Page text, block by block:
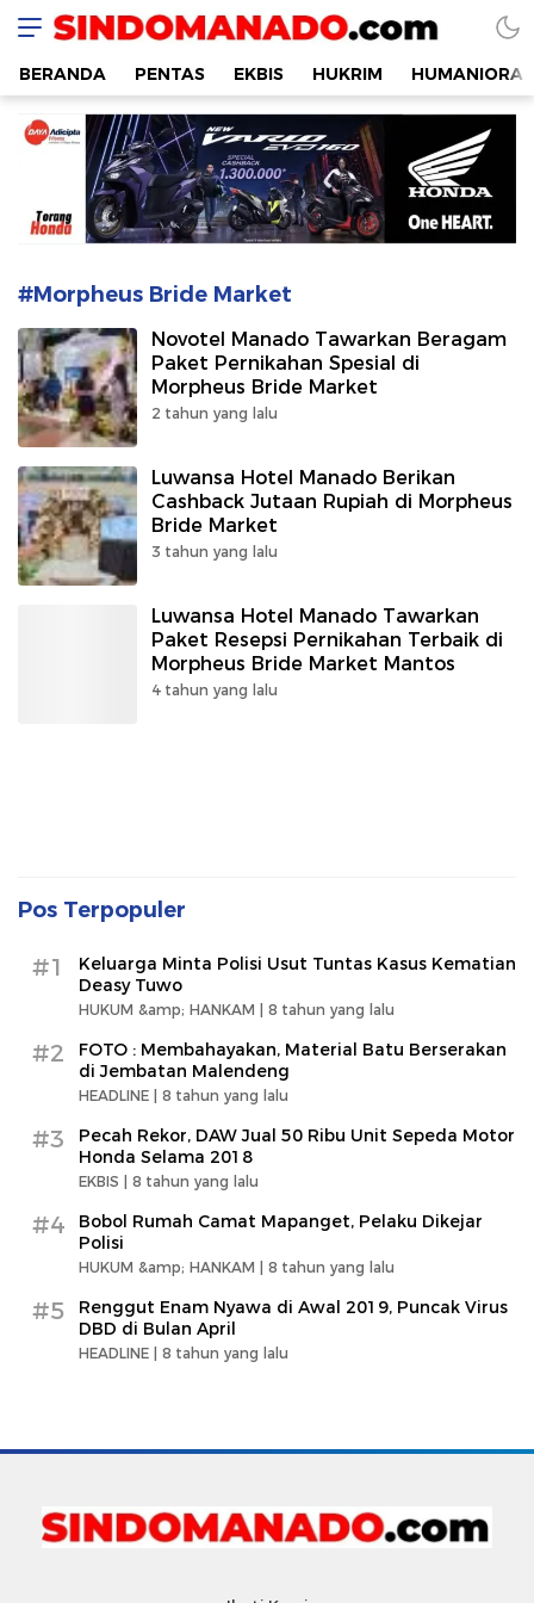
SINDOMANADO
Informatif dan Edukatif
BERANDA PENTAS EKBIS HUKRIM HUMANIORA
#Morpheus Bride Market
Novotel Manado Tawarkan Beragam
Paket Pernikahan Spesial di
Morpheus Bride Market
2 tahun yang lalu
Luwansa Hotel Manado Berikan
Cashback Jutaan Rupiah di Morpheus
Bride Market
3 tahun yang lalu
Luwansa Hotel Manado Tawarkan
Paket Resepsi Pernikahan Terbaik di
Morpheus Bride Market Mantos
4 tahun yang lalu
Pos Terpopuler
#1
Keluarga Minta Polisi Usut Tuntas Kasus Kematian
Deasy Tuwo
HUKUM &amp; HANKAM | 8 tahun yang lalu
#2
FOTO : Membahayakan, Material Batu Berserakan
di Jembatan Malendeng
HEADLINE | 8 tahun yang lalu
#3
Pecah Rekor, DAW Jual 50 Ribu Unit Sepeda Motor
Honda Selama 2018
EKBIS | 8 tahun yang lalu
#4
Bobol Rumah Camat Mapanget, Pelaku Dikejar
Polisi
HUKUM &amp; HANKAM | 8 tahun yang lalu
#5
Renggut Enam Nyawa di Awal 2019, Puncak Virus
DBD di Bulan April
HEADLINE | 8 tahun yang lalu